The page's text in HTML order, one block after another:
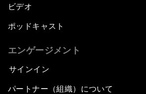
ビデオ
ポッドキャスト
エンゲージメント
サインイン
パートナー（組織）について